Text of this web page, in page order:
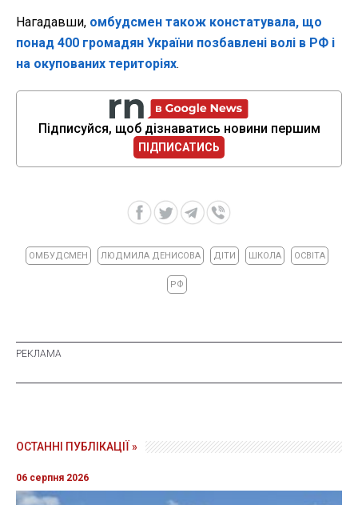
Нагадавши, омбудсмен також констатувала, що
понад 400 громадян України позбавлені волі в РФ і
на окупованих територіях.
Підписуйся, щоб дізнаватись новини першим
ПІДПИСАТИСЬ
ОМБУДСМЕН ЛЮДМИЛА ДЕНИСОВА ДІТИ ШКОЛА ОСВІТА
РФ
ОСТАННІ ПУБЛІКАЦІЇ »
06 серпня 2026